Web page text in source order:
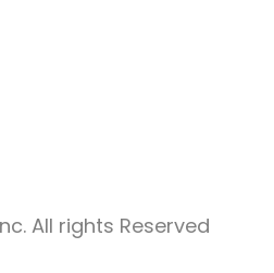
All rights Reserved